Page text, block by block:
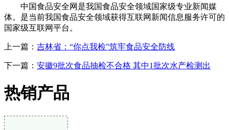
中国食品安全网是我国食品安全领域国家级专业新闻媒
体。是当前我国食品安全领域获得互联网新闻信息服务许可的
国家级互联网平台。
上一篇： 吉林省：“你点我检”筑牢食品安全防线
下一篇： 安徽9批次食品抽检不合格 其中1批次水产检测出
热销产品